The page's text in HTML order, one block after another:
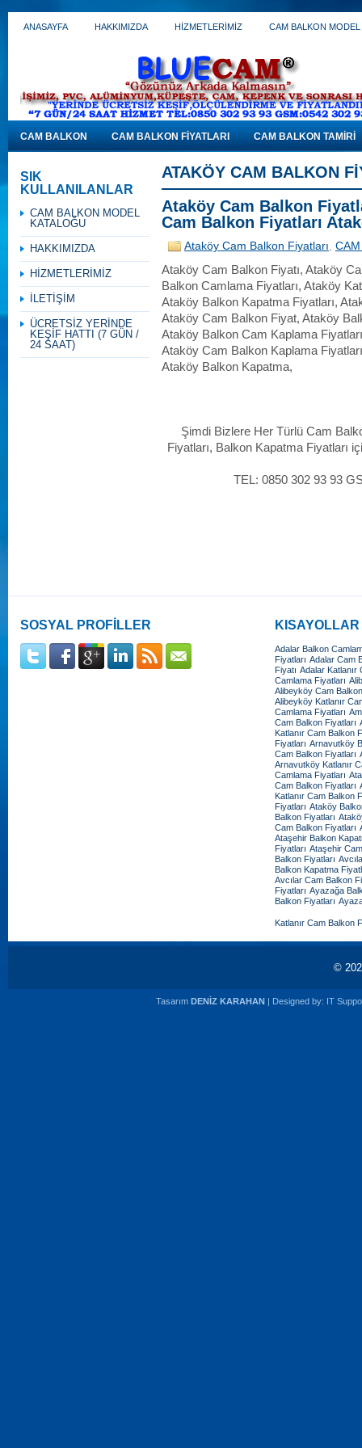
ANASAYFA HAKKIMIZDA HİZMETLERİMİZ CAM BALKON
CAM BALKON CAM BALKON FİYATLARI CAM BALKON TAMİRİ
ATAKÖY CAM BALKON
Ataköy Cam Balkon
Cam Balkon Fiyatları
Ataköy Cam Balkon Fiyatları,
Ataköy Cam Balkon Fiyatı, Ataköy
Balkon Camlama Fiyatları, Ataköy
Ataköy Balkon Kapatma Fiyatları,
Ataköy Cam Balkon Fiyat, Ataköy
Ataköy Balkon Cam Kaplama
Ataköy Cam Balkon Kaplama
Ataköy Balkon Kapatma,
Şimdi Bizlere Her Türlü Cam
Fiyatları, Balkon Kapatma Fiyatları
TEL: 0850 302 93 93
SIK
KULLANILANLAR
CAM BALKON MODEL
KATALOĞU
HAKKIMIZDA
HİZMETLERİMİZ
İLETİŞİM
ÜCRETSİZ YERİNDE
KEŞİF HATTI (7 GÜN /
24 SAAT)
SOSYAL PROFİLLER KISAYOLLAR
Adalar Balkon
Fiyatları Adalar Cam
Fiyatı Adalar Katlanır
Camlama Fiyatları
Alibeyköy Cam
Alibeyköy Katlanır
Camlama Fiyatları
Cam Balkon Fiyatları
Katlanır Cam Balkon
Fiyatları Arnavutköy
Cam Balkon Fiyatları
Arnavutköy Katlanır
Camlama Fiyatları
Cam Balkon Fiyatları
Katlanır Cam Balkon
Fiyatları Ataköy
Balkon Fiyatları
Cam Balkon Fiyatları
Ataşehir Balkon
Fiyatları Ataşehir
Balkon Fiyatları
Balkon Kapatma
Avcılar Cam Balkon
Fiyatları Ayazağa
Balkon Fiyatları
Katlanır Cam Balkon
©
Tasarım DENİZ KARAHAN| Designed by: IT